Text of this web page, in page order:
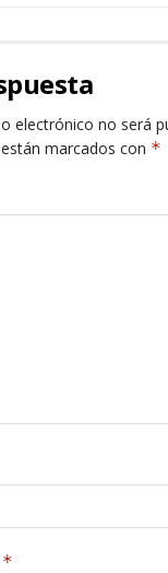
electrónico no será
marcados con *
*